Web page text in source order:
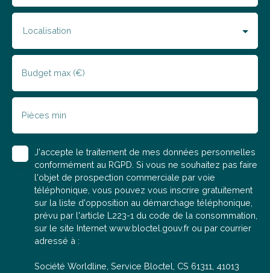
Localisation
Budget max (€)
Pièces min
J'accepte le traitement de mes données personnelles
conformément au RGPD. Si vous ne souhaitez pas faire
l'objet de prospection commerciale par voie
téléphonique, vous pouvez vous inscrire gratuitement
sur la liste d'opposition au démarchage téléphonique,
prévu par l'article L223-1 du code de la consommation,
sur le site Internet www.bloctel.gouv.fr ou par courrier
adressé à :
Société Worldline, Service Bloctel, CS 61311, 41013